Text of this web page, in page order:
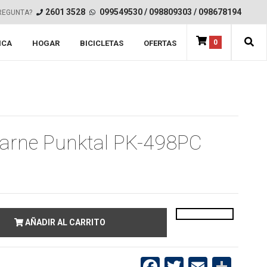
2601 3528 099549530/ 098809303 / 098678194
0
HOGAR BICICLETAS OFERTAS
Punktal PK-498PC
AÑADIR AL CARRITO